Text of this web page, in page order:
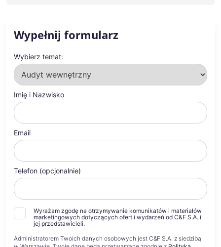
Wypełnij formularz
Wybierz temat:
Imię i Nazwisko
Email
Telefon (opcjonalnie)
Wyrażam zgodę na otrzymywanie komunikatów i materiałów
marketingowych dotyczących ofert i wydarzeń od C&F S.A. i
jej przedstawicieli.
Administratorem Twoich danych osobowych jest C&F S.A. z siedzibą